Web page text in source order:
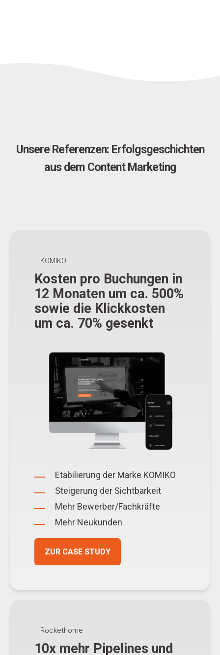
Unsere Referenzen: Erfolgsgeschichten
aus dem Content Marketing
KOMIKO
Kosten pro Buchungen in
12 Monaten um ca. 500%
sowie die Klickkosten
um ca. 70% gesenkt
Etabilierung der Marke KOMIKO
Steigerung der Sichtbarkeit
Mehr Bewerber/Fachkräfte
Mehr Neukunden
ZUR CASE STUDY
Rockethome
10x mehr Pipelines und